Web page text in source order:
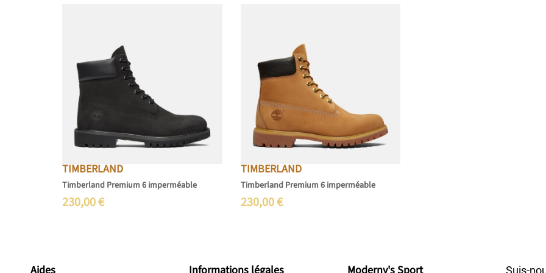
TIMBERLAND
Timberland Premium 6 imperméable
230,00€
TIMBERLAND
Timberland Premium 6 imperméable
230,00€